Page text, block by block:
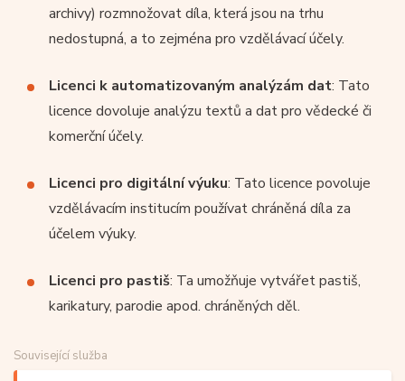
archivy) rozmnožovat díla, která jsou na trhu
nedostupná, a to zejména pro vzdělávací účely.
Licenci k automatizovaným analýzám dat: Tato
licence dovoluje analýzu textů a dat pro vědecké či
komerční účely.
Licenci pro digitální výuku: Tato licence povoluje
vzdělávacím institucím používat chráněná díla za
účelem výuky.
Licenci pro pastiš: Ta umožňuje vytvářet pastiš,
karikatury, parodie apod. chráněných děl.
Související služba